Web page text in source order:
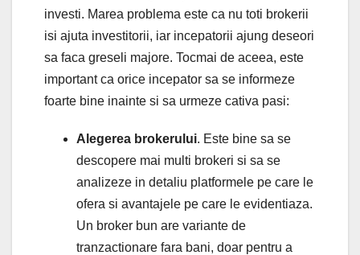
investi. Marea problema este ca nu toti brokerii
isi ajuta investitorii, iar incepatorii ajung deseori
sa faca greseli majore. Tocmai de aceea, este
important ca orice incepator sa se informeze
foarte bine inainte si sa urmeze cativa pasi:
Alegerea brokerului. Este bine sa se
descopere mai multi brokeri si sa se
analizeze in detaliu platformele pe care le
ofera si avantajele pe care le evidentiaza.
Un broker bun are variante de
tranzactionare fara bani, doar pentru a